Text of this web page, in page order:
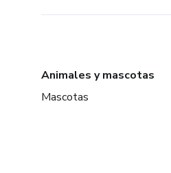
Animales y mascotas
Mascotas